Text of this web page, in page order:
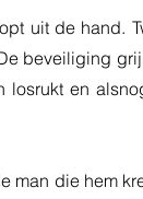
uit de hand.
beveiliging
en
man die hem